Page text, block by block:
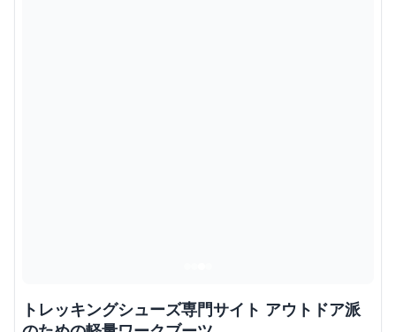
トレッキングシューズ専門サイト アウトドア派